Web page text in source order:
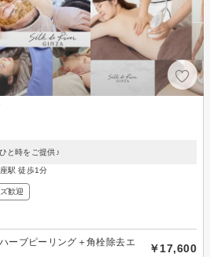
と時をご提供♪
駅 徒歩1分
歓迎
ーブピーリング＋角栓除去エ
￥17,600